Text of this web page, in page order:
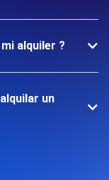
alquiler ?
un